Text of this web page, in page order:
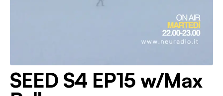
SEED S4 EP15 w/Max